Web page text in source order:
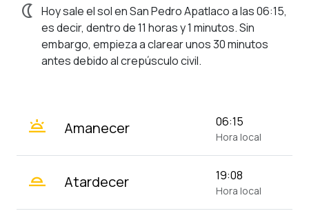
nightlight Hoy sale el sol en San Pedro Apatlaco a las 06:15,
es decir, dentro de 11 horas y 1 minutos. Sin
embargo, empieza a clarear unos 30 minutos
antes debido al crepúsculo civil.
wb_twilight Amanecer 06:15
Hora local
wb_twilight_2 Atardecer 19:08
Hora local